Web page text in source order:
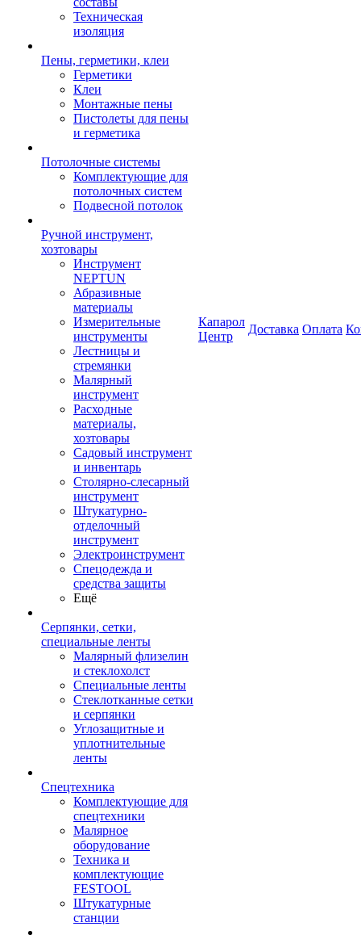
Техническая
изоляция
Пены, герметики, клеи
Герметики
Клеи
Монтажные пены
Пистолеты для пены
и герметика
Потолочные системы
Комплектующие для
потолочных систем
Подвесной потолок
Ручной инструмент,
хозтовары
Инструмент
NEPTUN
Абразивные
материалы
Измерительные
инструменты
Лестницы и
стремянки
Малярный
инструмент
Расходные
материалы,
хозтовары
Садовый инструмент
и инвентарь
Столярно-слесарный
инструмент
Штукатурно-
отделочный
инструмент
Электроинструмент
Спецодежда и
средства защиты
Ещё
Серпянки, сетки,
специальные ленты
Малярный флизелин
и стеклохолст
Специальные ленты
Стеклотканные сетки
и серпянки
Углозащитные и
уплотнительные
ленты
Спецтехника
Комплектующие для
спецтехники
Малярное
оборудование
Техника и
комплектующие
FESTOOL
Штукатурные
станции
Капарол
Центр
Доставка Оплата